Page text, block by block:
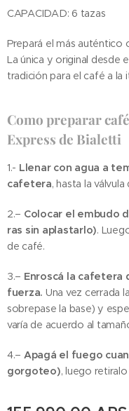
CAPACIDAD: 6 tazas
Prepará el más auténtico
La única y original desde
tradición para el café a la
Como preparar
Express de Bialetti
1.- Llenar con agua a
cafetera, hasta la
2.– Colocar el embudo
ras sin aplastarlo).
de café.
3.– Enroscá la cafetera
fuerza. Una vez cerrada
sobrepase la base) y
varía de acuerdo al
4.– Apagá el fuego
gorgoteo), luego